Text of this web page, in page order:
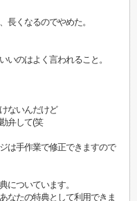
くなるのでやめた。
のはよく言われること。
ないんだけど
弁して(笑
は手作業で修正できますので
についています。
なたの特典として利用できま